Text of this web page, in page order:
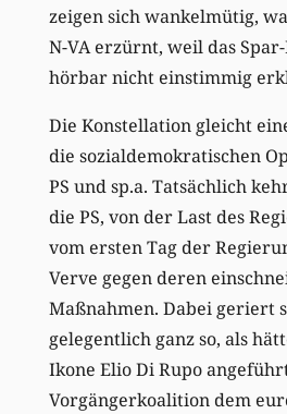
zeigen sich wankelmütig,
N-VA erzürnt, weil das
hörbar nicht einstimmig
Die Konstellation gleicht
die sozialdemokratischen
PS und sp.a. Tatsächlich
die PS, von der Last des
vom ersten Tag der
Verve gegen deren
Maßnahmen. Dabei geriert
gelegentlich ganz so, als
Ikone Elio Di Rupo
Vorgängerkoalition dem